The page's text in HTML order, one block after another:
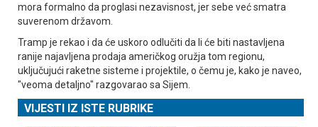
mora formalno da proglasi nezavisnost, jer sebe već smatra
suverenom državom.
Tramp je rekao i da će uskoro odlučiti da li će biti nastavljena
ranije najavljena prodaja američkog oružja tom regionu,
uključujući raketne sisteme i projektile, o čemu je, kako je naveo,
"veoma detaljno" razgovarao sa Sijem.
VIJESTI IZ ISTE RUBRIKE